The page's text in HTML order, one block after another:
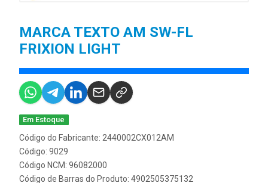
MARCA TEXTO AM SW-FL
FRIXION LIGHT
Em Estoque
Código do Fabricante: 2440002CX012AM
Código: 9029
Código NCM: 96082000
Código de Barras do Produto: 4902505375132